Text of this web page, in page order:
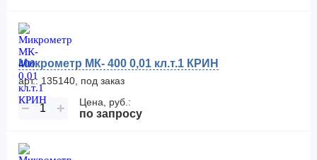
Микрометр МК- 400 0,01 кл.т.1 КРИН
арт.: 135140, под заказ
− + Цена, руб.:
по запросу